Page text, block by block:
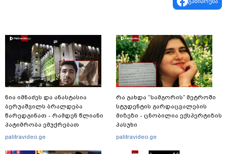
ნია იმნაძეს და ანასტასია
ბერუაშვილს ბრალდება
წარედგინათ - რამდენ წლიანი
პატიმრობა ემუქრებათ
არასრულწლოვნებს?
palitravideo.ge
რა გახდა “სამგორის” მეტროში
სტუდენტის გარდაცვალების
მიზეზი - ცნობილია ექსპერტიზის
პასუხი
palitravideo.ge